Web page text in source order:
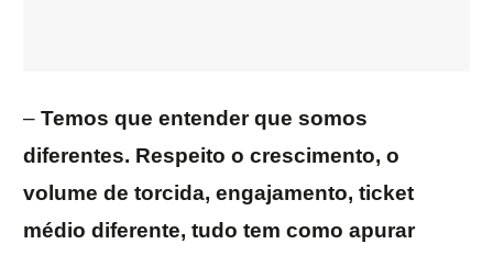
– Temos que entender que somos
diferentes. Respeito o crescimento, o
volume de torcida, engajamento, ticket
médio diferente, tudo tem como apurar